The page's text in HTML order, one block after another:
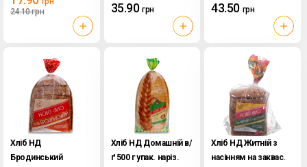
24.10грн 35.90 грн 43.50 грн
Хліб НД
Бродинський
Хліб НД Домашній в/
ґ 500 г упак. наріз.
Хліб НД Житній з
насінням на заквас.